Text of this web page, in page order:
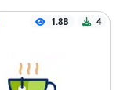
1.8B 4